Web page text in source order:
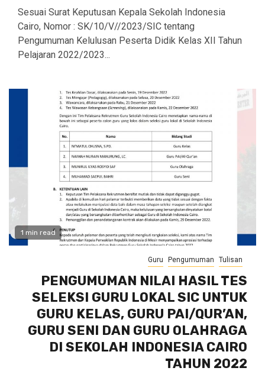
Sesuai Surat Keputusan Kepala Sekolah Indonesia
Cairo, Nomor : SK/10/V//2023/SIC tentang
Pengumuman Kelulusan Peserta Didik Kelas XII Tahun
Pelajaran 2022/2023...
1 min read
Guru Pengumuman Tulisan
PENGUMUMAN NILAI HASIL TES
SELEKSI GURU LOKAL SIC UNTUK
GURU KELAS, GURU PAI/QUR’AN,
GURU SENI DAN GURU OLAHRAGA
DI SEKOLAH INDONESIA CAIRO
TAHUN 2022